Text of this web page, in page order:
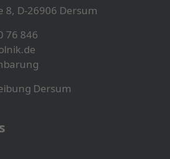
D-26906 Dersum
76 846
Dersum